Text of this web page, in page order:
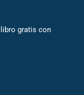
gratis con